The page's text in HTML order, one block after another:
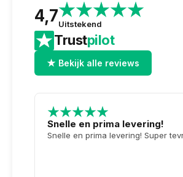
4,7Uitstekend
Trustpilot
★ Bekijk alle reviews
Snelle en prima levering!
Snelle en prima levering! Super